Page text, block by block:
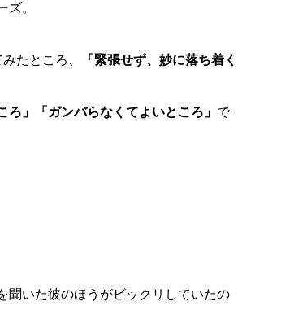
。
たところ、
「緊張せず、妙に落ち着く
ろ」「ガンバらなくてよいところ」 で
聞いた彼のほうがビックリしていたの